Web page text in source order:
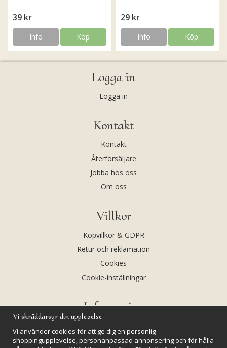
39 kr
Info Köp
29 kr
Info Köp
Logga in
Logga in
Kontakt
Kontakt
Återförsäljare
Jobba hos oss
Om oss
Villkor
Köpvillkor & GDPR
Retur och reklamation
Cookies
Cookie-inställningar
Information
Kalendarium
Vi skräddarsyr din upplevelse
Vi använder cookies för att ge dig en personlig
shoppingupplevelse, personanpassad annonsering och för hålla